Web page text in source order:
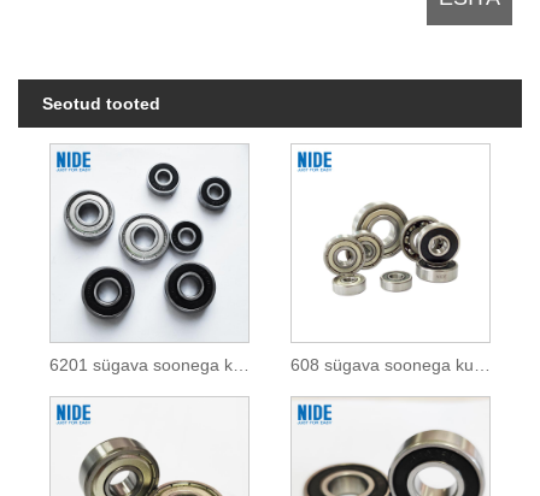
Seotud tooted
6201 sügava soonega kuullaager